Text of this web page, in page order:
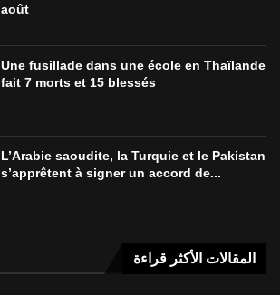
août
Une fusillade dans une école en Thaïlande
fait 7 morts et 15 blessés
L’Arabie saoudite, la Turquie et le Pakistan
s’apprêtent à signer un accord de...
المقالات الأكثر قراءة